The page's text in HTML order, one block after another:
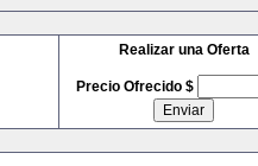
Realizar una Oferta
Precio Ofrecido $